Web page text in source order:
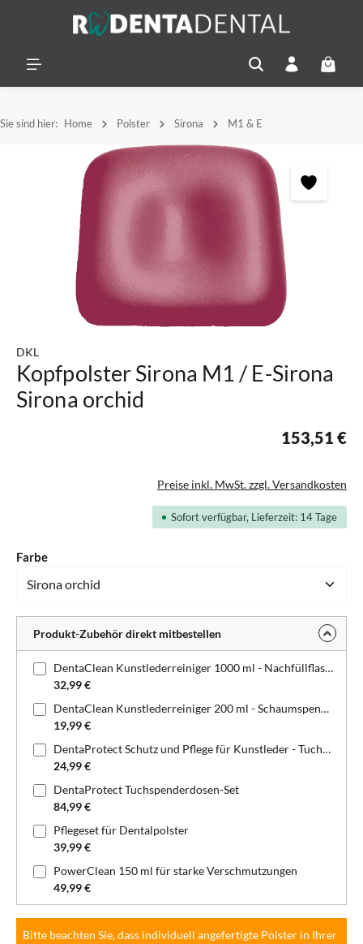
Sie sind hier: Home Polster Sirona M1 & E
Bildergalerie überspringen
DKL
Kopfpolster Sirona M1 / E-Sirona
Sirona orchid
153,51 €
Preise inkl. MwSt. zzgl. Versandkosten
Sofort verfügbar, Lieferzeit: 14 Tage
Farbeauswählen
Produkt-Zubehör direkt mitbestellen
DentaClean Kunstlederreiniger 1000 ml - Nachfüllflasche
32,99 €
DentaClean Kunstlederreiniger 200 ml - Schaumspenderflasche
19,99 €
DentaProtect Schutz und Pflege für Kunstleder - Tuchspenderdose
24,99 €
DentaProtect Tuchspenderdosen-Set
84,99 €
Pflegeset für Dentalpolster
39,99 €
PowerClean 150 ml für starke Verschmutzungen
49,99 €
Bitte beachten Sie, dass individuell angefertigte Polster in Ihrer